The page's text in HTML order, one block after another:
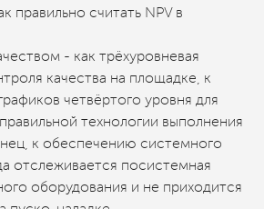
правильно считать NPV в
- как трёхуровневая
качества на площадке, к
четвёртого уровня для
технологии выполнения
к обеспечению системного
отслеживается посистемная
оборудования и не приходится